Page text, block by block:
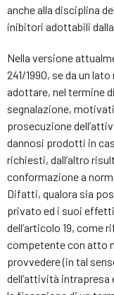
anche alla disciplina
inibitori adottabili dalla
Nella versione
241/1990, se da un
adottare, nel termine
segnalazione,
prosecuzione
dannosi prodotti in
richiesti, dall’altro
conformazione a
Difatti, qualora sia
privato ed i suoi
dell’articolo 19, come
competente con atto
provvedere (in tal
dell’attività intrapresa